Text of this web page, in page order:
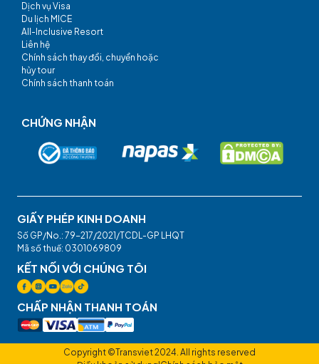
Dịch vụ Visa
Du lịch MICE
All-Inclusive Resort
Liên hệ
Chính sách thay đổi, chuyển hoặc
hủy tour
Chính sách thanh toán
CHỨNG NHẬN
GIẤY PHÉP KINH DOANH
Số GP/No.: 79-217/2021/TCDL-GP LHQT
Mã số thuế: 0301069809
KẾT NỐI VỚI CHÚNG TÔI
CHẤP NHẬN THANH TOÁN
Copyright ©Transviet 2024. All rights reserved